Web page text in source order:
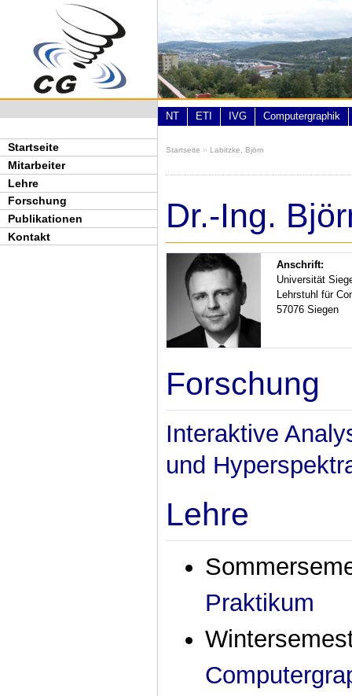
Direkt zum Inhalt
Startseite
Mitarbeiter
Lehre
Forschung
Publikationen
Kontakt
NT ETI IVG Computergraphik
Sie sind hier
Startseite » Labitzke, Björn
Dr.-Ing.
Anschrift:
Universität
Lehrstuhl für
57076 Siegen
Forschung
Interaktive
und
Lehre
Praktikum